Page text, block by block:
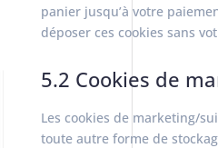
panier jusqu’à votre
déposer ces cookies sans
5.2 Cookies de
Les cookies de marketing/
toute autre forme de